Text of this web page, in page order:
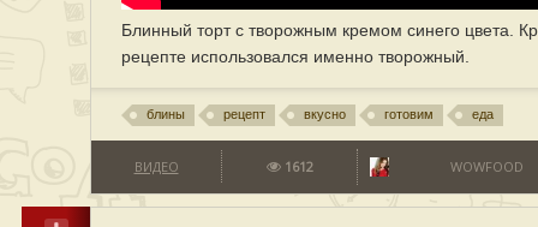
Блинный торт с творожным кремом синего цвета.
рецепте использовался именно творожный.
блины рецепт вкусно готовим еда
ВИДЕО 1612 WOWFOOD